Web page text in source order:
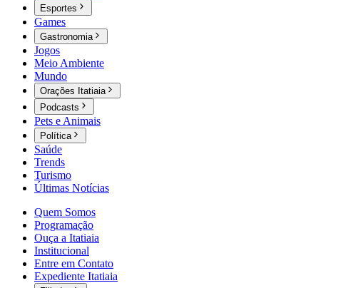
Esportes
Games
Gastronomia
Jogos
Meio Ambiente
Mundo
Orações Itatiaia
Podcasts
Pets e Animais
Política
Saúde
Trends
Turismo
Últimas Notícias
Quem Somos
Programação
Ouça a Itatiaia
Institucional
Entre em Contato
Expediente Itatiaia